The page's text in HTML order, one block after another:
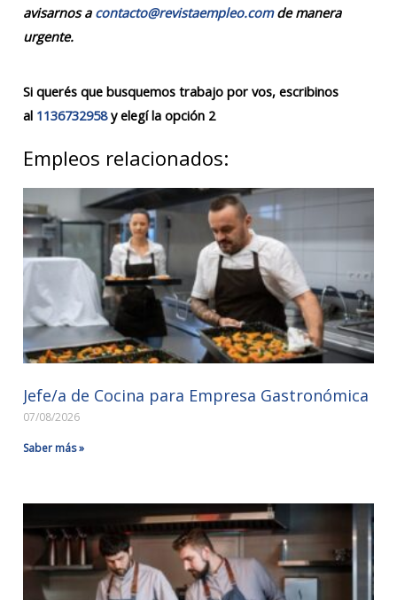
avisarnos a contacto@revistaempleo.comde manera
urgente.
Si querés que busquemos trabajo por vos, escribinos
al 1136732958y elegí la opción 2
Empleos relacionados:
Jefe/a de Cocina para Empresa Gastronómica
07/08/2026
Saber más »